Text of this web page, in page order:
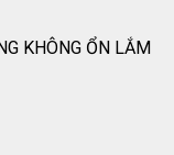
KHÔNG ỔN LẮM